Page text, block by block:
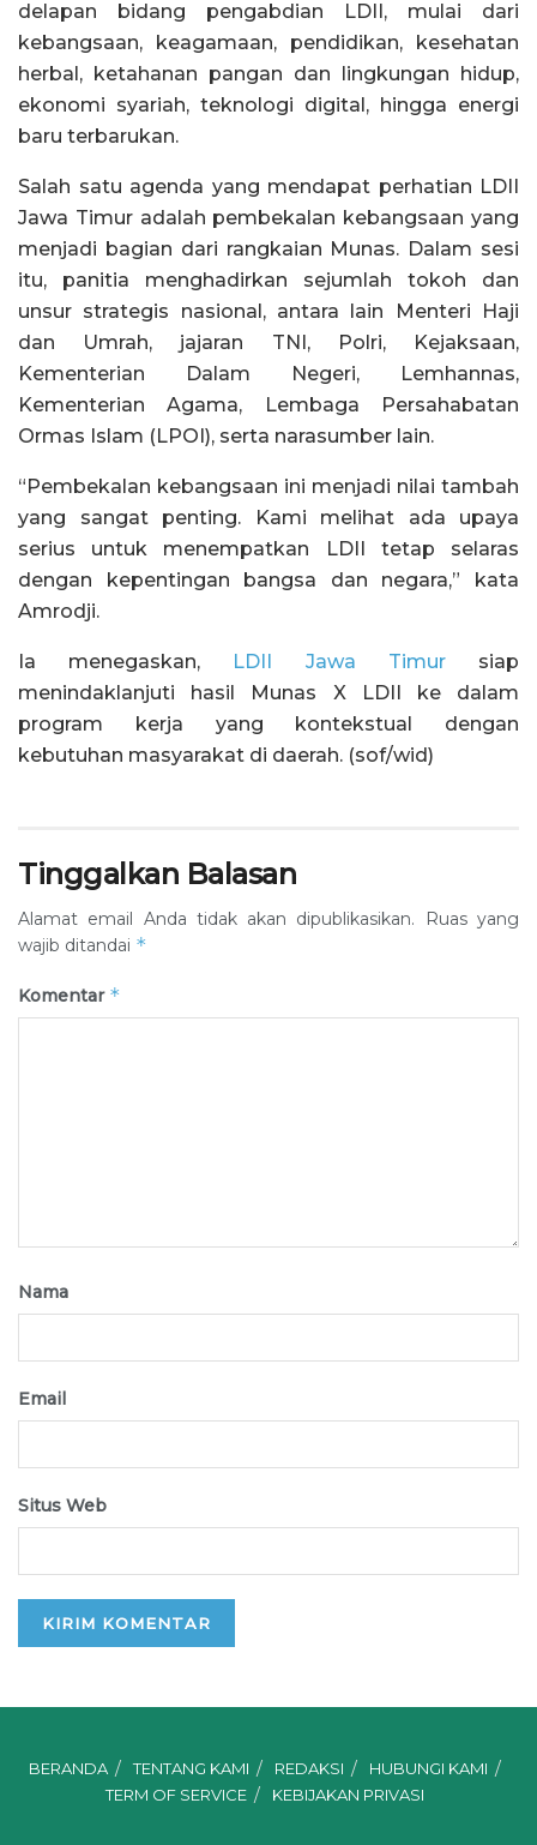
delapan bidang pengabdian LDII, mulai dari
kebangsaan, keagamaan, pendidikan, kesehatan
herbal, ketahanan pangan dan lingkungan hidup,
ekonomi syariah, teknologi digital, hingga energi
baru terbarukan.
Salah satu agenda yang mendapat perhatian LDII
Jawa Timur adalah pembekalan kebangsaan yang
menjadi bagian dari rangkaian Munas. Dalam sesi
itu, panitia menghadirkan sejumlah tokoh dan
unsur strategis nasional, antara lain Menteri Haji
dan Umrah, jajaran TNI, Polri, Kejaksaan,
Kementerian Dalam Negeri, Lemhannas,
Kementerian Agama, Lembaga Persahabatan
Ormas Islam (LPOI), serta narasumber lain.
“Pembekalan kebangsaan ini menjadi nilai tambah
yang sangat penting. Kami melihat ada upaya
serius untuk menempatkan LDII tetap selaras
dengan kepentingan bangsa dan negara,” kata
Amrodji.
Ia menegaskan, LDII Jawa Timursiap
menindaklanjuti hasil Munas X LDII ke dalam
program kerja yang kontekstual dengan
kebutuhan masyarakat di daerah. (sof/wid)
Tinggalkan Balasan
Alamat email Anda tidak akan dipublikasikan.
Ruas yang
wajib ditandai *
Komentar *
Nama
Email
Situs Web
BERANDA TENTANG KAMI REDAKSI
HUBUNGI KAMI
TERM OF SERVICE
KEBIJAKAN PRIVASI